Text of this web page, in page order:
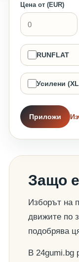
Цена от (EUR)
RUNFLAT
Усилени
Приложи
Защо
Изборът на
движите по
подобрява
В 24gumi.bg